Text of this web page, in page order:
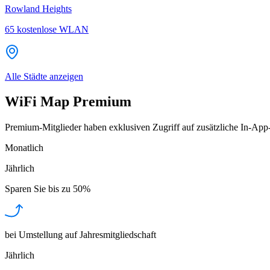
Rowland Heights
65 kostenlose WLAN
Alle Städte anzeigen
WiFi Map Premium
Premium-Mitglieder haben exklusiven Zugriff auf zusätzliche In-
Monatlich
Jährlich
Sparen Sie bis zu 50%
bei Umstellung auf Jahresmitgliedschaft
Jährlich